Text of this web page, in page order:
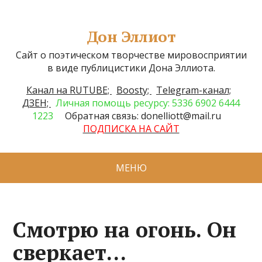
Дон Эллиот
Сайт о поэтическом творчестве мировосприятии
в виде публицистики Дона Эллиота.
Канал на RUTUBE;
Boosty;
Telegram-канал;
ДЗЕН; Личная помощь ресурсу: 5336 6902 6444
1223
Обратная связь: donelliott@mail.ru
ПОДПИСКА НА САЙТ
МЕНЮ
Смотрю на огонь. Он
сверкает…